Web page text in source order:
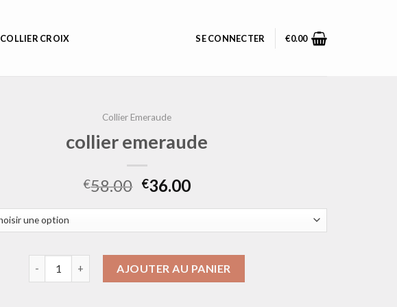
COLLIER CROIX SE CONNECTER €0.00
Collier Emeraude
collier emeraude
€58.00 €36.00
AJOUTER AU PANIER